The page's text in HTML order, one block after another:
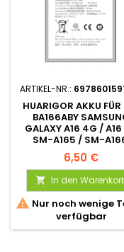
ARTIKEL-NR.:
HUARIGOR AKKU FÜR
BA166ABY
GALAXY A16 4G /
SM-A165 / SM-
4860MAH
6,50 €
 In den
 Nur noch wenige
verfügbar